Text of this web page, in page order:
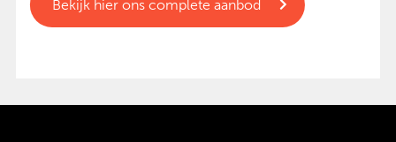
Bekijk hier ons complete aanbod